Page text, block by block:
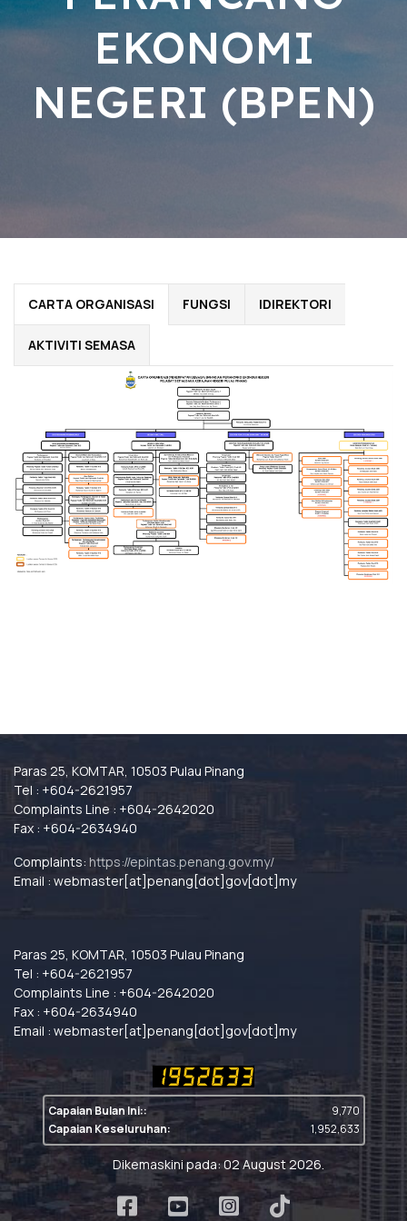
EKONOMI
NEGERI (BPEN)
CARTA ORGANISASI FUNGSI IDIREKTORI
AKTIVITI SEMASA
Paras 25, KOMTAR, 10503 Pulau Pinang
Tel : +604-2621957
Complaints Line : +604-2642020
Fax : +604-2634940
Complaints: https://epintas.penang.gov.my/
Email : webmaster[at]penang[dot]gov[dot]my
Paras 25, KOMTAR, 10503 Pulau Pinang
Tel : +604-2621957
Complaints Line : +604-2642020
Fax : +604-2634940
Email : webmaster[at]penang[dot]gov[dot]my
Capaian Bulan Ini::
9,770
Capaian Keseluruhan:
1,952,633
Dikemaskini pada: 02 August 2026.